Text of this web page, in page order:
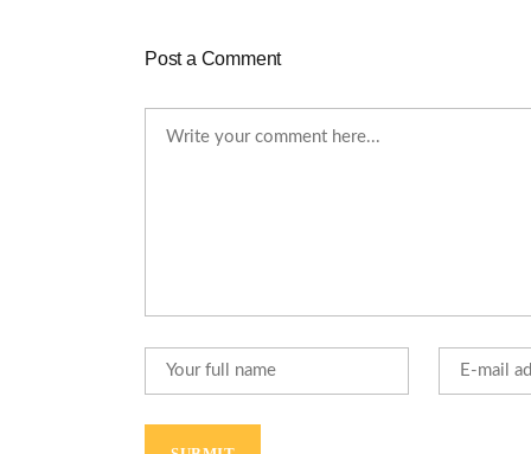
Post a Comment